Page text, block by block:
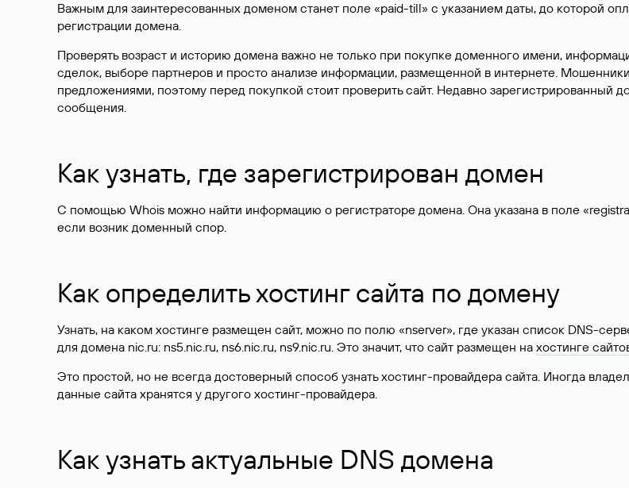
Важным для заинтересованных доменом станет поле «paid-till» с указанием даты, до которой
регистрации домена.
Проверять возраст и историю домена важно не только при покупке доменного имени,
сделок, выборе партнеров и просто анализе информации, размещенной в интернете.
предложениями, поэтому перед покупкой стоит проверить сайт. Недавно зарегистрированный
сообщения.
Как узнать, где зарегистрирован домен
С помощью Whois можно найти информацию о регистраторе домена. Она указана в поле
если возник доменный спор.
Как определить хостинг сайта по домену
Узнать, на каком хостинге размещен сайт, можно по полю «nserver», где указан список DNS-
для домена nic.ru: ns5.nic.ru, ns6.nic.ru, ns9.nic.ru. Это значит, что сайт размещен на хостинге
Это простой, но не всегда достоверный способ узнать хостинг-провайдера сайта. Иногда
данные сайта хранятся у другого хостинг-провайдера.
Как узнать актуальные DNS домена